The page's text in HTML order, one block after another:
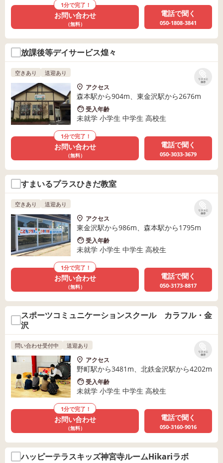
1分で完了！
お問い合わせ
（無料）
電話で聞く
050-1808-3841
放課後等デイサービス煌々
リストに
保存
空きあり 送迎あり
アクセス
森本駅から904m、東金沢駅から2676m
受入年齢
未就学 小学生 中学生 高校生
1分で完了！
お問い合わせ
（無料）
電話で聞く
050-3033-3679
すまいるプラスひきだ教室
リストに
保存
空きあり 送迎あり
アクセス
東金沢駅から986m、森本駅から1795m
受入年齢
未就学 小学生 中学生 高校生
1分で完了！
お問い合わせ
（無料）
電話で聞く
050-3173-8817
スポーツコミュニケーションスクール カラフル・金
沢
リストに
保存
問い合わせ受付中 送迎あり
アクセス
野町駅から3481m、北鉄金沢駅から4202m
受入年齢
未就学 小学生 中学生 高校生
1分で完了！
お問い合わせ
（無料）
電話で聞く
050-3160-9016
ハッピーテラスキッズ神宮寺ルームHikariラボ